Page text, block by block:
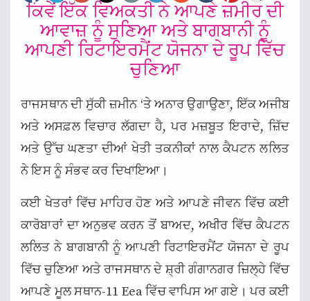
ਕਿਵੇਂ ਇੱਕ ਵਿਅਕਤੀ ਨੇ ਆਪਣੇ ਜ਼ਮੀਰ ਦੀ
ਆਵਾਜ਼ ਨੂੰ ਸੁਣਿਆ ਅਤੇ ਬਾਗਬਾਨੀ ਨੂੰ
ਆਪਣੀ ਰਿਟਾਇਰਮੈਂਟ ਯੋਜਨਾ ਦੇ ਰੂਪ ਵਿੱਚ
ਚੁਣਿਆ
ਰਾਜਸਥਾਨ ਦੀ ਸੁੱਕੀ ਜ਼ਮੀਨ ‘ਤੇ ਅਨਾਰ ਉਗਾਉਣਾ, ਇੱਕ ਅਜੀਬ
ਅਤੇ ਅਸਫ਼ਲ ਵਿਚਾਰ ਲੱਗਦਾ ਹੈ, ਪਰ ਮਜ਼ਬੂਤ ਇਰਾਦੇ, ਜ਼ਿੱਦ
ਅਤੇ ਉੱਚ ਘਣਤਾ ਦੀਆਂ ਖੇਤੀ ਤਕਨੀਕਾਂ ਨਾਲ ਕੈਪਟਨ ਲਲਿਤ
ਨੇ ਇਸ ਨੂੰ ਸੰਭਵ ਕਰ ਦਿਖਾਇਆ।
ਕਈ ਖੇਤਰਾਂ ਵਿੱਚ ਮਾਹਿਰ ਹੋਣ ਅਤੇ ਆਪਣੇ ਜੀਵਨ ਵਿੱਚ ਕਈ
ਕਾਰੋਬਾਰਾਂ ਦਾ ਅਨੁਭਵ ਕਰਨ ਤੋਂ ਬਾਅਦ, ਅਖੀਰ ਵਿੱਚ ਕੈਪਟਨ
ਲਲਿਤ ਨੇ ਬਾਗਬਾਨੀ ਨੂੰ ਆਪਣੀ ਰਿਟਾਇਰਮੈਂਟ ਯੋਜਨਾ ਦੇ ਰੂਪ
ਵਿੱਚ ਚੁਣਿਆ ਅਤੇ ਰਾਜਸਥਾਨ ਦੇ ਸ਼੍ਰੀ ਗੰਗਾਨਗਰ ਜ਼ਿਲ੍ਹੇ ਵਿੱਚ
ਆਪਣੇ ਮੂਲ ਸਥਾਨ-11 Eea ਵਿੱਚ ਵਾਪਿਸ ਆ ਗਏ। ਪਰ ਕਈ